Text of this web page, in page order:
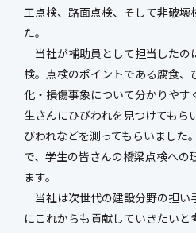
社会基盤整備事業
防災マネジメント事業
イ
環境調査事業
ハ
工点検、路面点検、そして非破壊
た。
当社が補助員として担当したの
検。点検のポイントである腐食、
化・損傷事象について分かりやす
生さんにひびわれを見つけてもら
びわれなどを測ってもらいました
で、学生の皆さんの橋梁点検への
ます。
当社は次世代の建設分野の担い
にこれからも貢献していきたいと